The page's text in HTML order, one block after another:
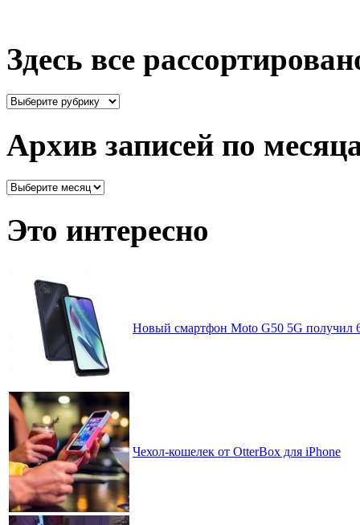
Здесь все
Здесь
Архив записей по
Архив
месяцам
Это интересно
Новый смартфон Moto G50 5G получил
Чехол-кошелек от OtterBox для iPhone